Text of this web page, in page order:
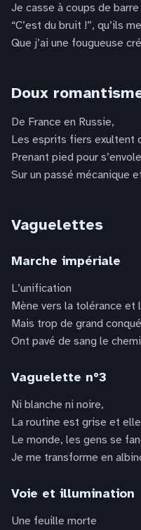
Je casse à coups de
“C’est du bruit !”, qu’ils
Que j’ai une fougueuse
Doux
De France en Russie,
Les esprits fiers exultent
Prenant pied pour
Sur un passé mécanique
Vaguelettes
Marche impériale
L’unification
Mène vers la tolérance et
Mais trop de grand
Ont pavé de sang le
Vaguelette n°3
Ni blanche ni noire,
La routine est grise et
Le monde, les gens se
Je me transforme en
Voie et illumination
Une feuille morte